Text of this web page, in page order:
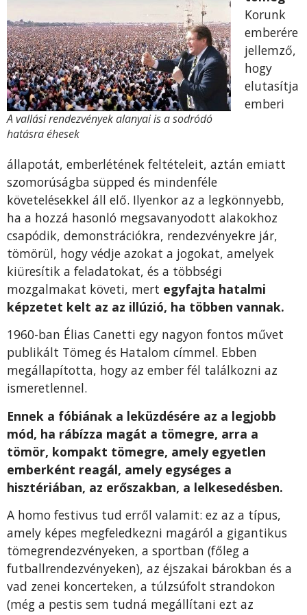
A vallási rendezvények alanyai is a sodródó
hatásra éhesek
Korunk
emberére
jellemző,
hogy
elutasítja
emberi
állapotát, emberlétének feltételeit, aztán emiatt
szomorúságba süpped és mindenféle
követelésekkel áll elő. Ilyenkor az a legkönnyebb,
ha a hozzá hasonló megsavanyodott alakokhoz
csapódik, demonstrációkra, rendezvényekre jár,
tömörül, hogy védje azokat a jogokat, amelyek
kiüresítik a feladatokat, és a többségi
mozgalmakat követi, mert egyfajta hatalmi
képzetet kelt az az illúzió, ha többen vannak.
1960-ban Élias Canetti egy nagyon fontos művet
publikált Tömeg és Hatalom címmel. Ebben
megállapította, hogy az ember fél találkozni az
ismeretlennel.
Ennek a fóbiának a leküzdésére az a legjobb
mód, ha rábízza magát a tömegre, arra a
tömör, kompakt tömegre, amely egyetlen
emberként reagál, amely egységes a
hisztériában, az erőszakban, a lelkesedésben.
A homo festivus tud erről valamit: ez az a típus,
amely képes megfeledkezni magáról a gigantikus
tömegrendezvényeken, a sportban (főleg a
futballrendezvényeken), az éjszakai bárokban és a
vad zenei koncerteken, a túlzsúfolt strandokon
(még a pestis sem tudná megállítani ezt az